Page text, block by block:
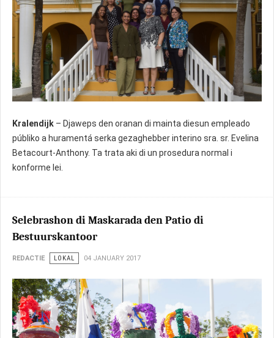
Kralendijk – Djaweps den oranan di mainta diesun empleado
públiko a huramentá serka gezaghebber interino sra. sr. Evelina
Betacourt-Anthony. Ta trata aki di un prosedura normal i
konforme lei.
Selebrashon di Maskarada den Patio di
Bestuurskantoor
REDACTIE LOKAL 04 JANUARY 2017